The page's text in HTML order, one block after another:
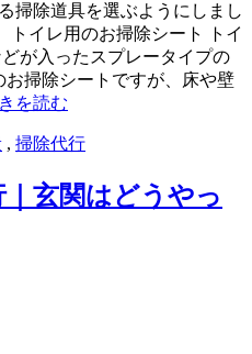
掃除道具を選ぶようにしまし
トイレ用のお掃除シート トイ
が入ったスプレータイプの
掃除シートですが、床や壁
を読む
, 掃除代行
玄関はどうやっ